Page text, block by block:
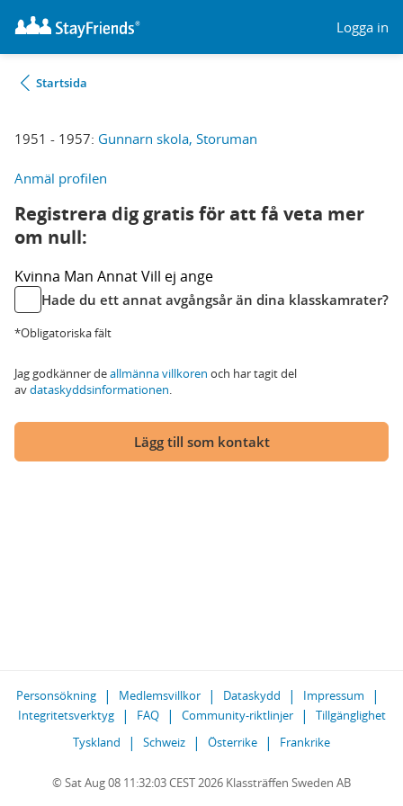
Logga in
Startsida
1951 - 1957: Gunnarn skola, Storuman
Anmäl profilen
Registrera dig gratis för att få veta mer
om null:
Kvinna Man AnnatVill ej ange
Hade du ett annat avgångsår än dina klasskamrater?
*Obligatoriska fält
Jag godkänner deallmänna villkoren och har tagit del
avdataskyddsinformationen.
Lägg till som kontakt
Personsökning Medlemsvillkor Dataskydd
Impressum
Integritetsverktyg
FAQ Community-riktlinjer
Tillgänglighet
Tyskland
Schweiz Österrike Frankrike
© Sat Aug 08 11:32:03 CEST 2026 Klassträffen Sweden AB